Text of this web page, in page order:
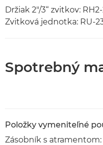
Držiak 2"/3“ zvitkov:
Zvitková jednotka: RU-
Spotrebný
Položky vymeniteľné
Zásobník s atramentom: